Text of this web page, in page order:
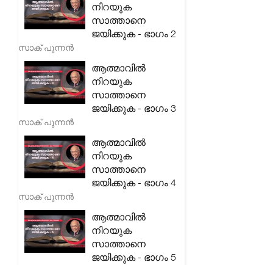
നിറയുക
സാത്താനെ
ജയിക്കുക - ഭാഗം 2
സാക് പുന്നൻ
ആത്മാവിൽ
നിറയുക
സാത്താനെ
ജയിക്കുക - ഭാഗം 3
സാക് പുന്നൻ
ആത്മാവിൽ
നിറയുക
സാത്താനെ
ജയിക്കുക - ഭാഗം 4
സാക് പുന്നൻ
ആത്മാവിൽ
നിറയുക
സാത്താനെ
ജയിക്കുക - ഭാഗം 5